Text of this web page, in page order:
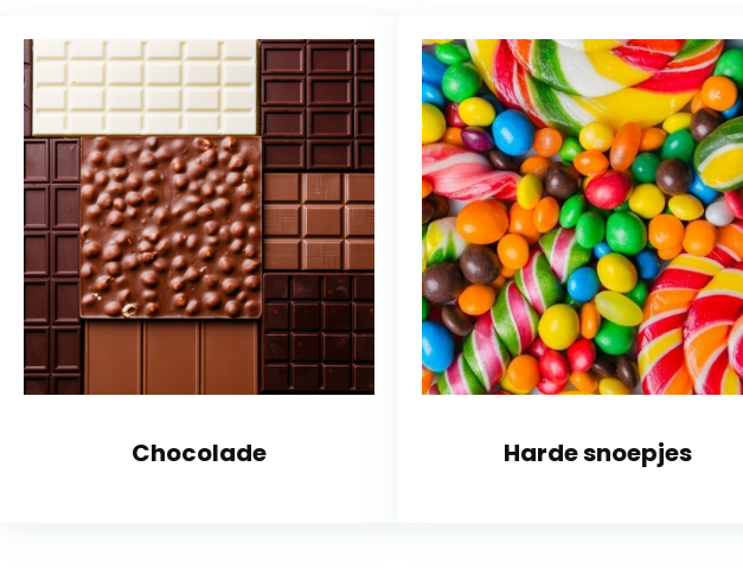
Chocolade Harde snoepjes